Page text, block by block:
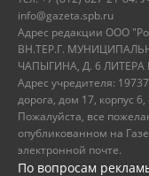
info@gazeta.spb.ru
Адрес редакции ООО
ВН.ТЕР.Г.
ЧАПЫГИНА, Д. 6 ЛИТЕРА
Адрес учредителя:
дорога, дом 17, корпус
Пожалуйста, все
опубликованном на
электронной почте.
По вопросам